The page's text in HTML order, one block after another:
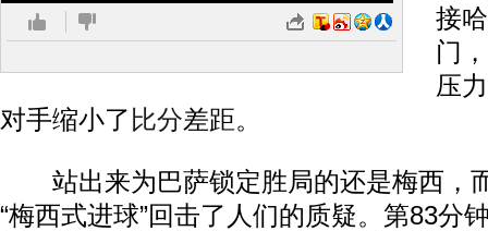
接
门
压
对手缩小了 比分差距。
站出来为巴萨锁定胜局的还是梅西，
“梅西式进球”回击了人们的质疑。第83分